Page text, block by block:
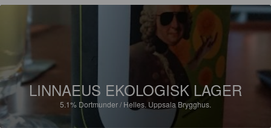
LINNAEUS EKOLOGISK LAGER
5.1% Dortmunder / Helles. Uppsala Brygghus.